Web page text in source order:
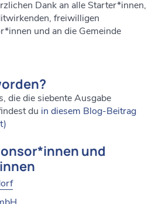
Dank an alle Starter*innen,
freiwilligen
und an die Gemeinde
die die siebente Ausgabe
du in diesem Blog-Beitrag
und